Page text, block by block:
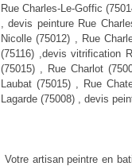
Rue Charles-Le-Goffic
, devis peinture Rue
Nicolle (75012) , Rue
(75116) ,devis vitrification
(75015) , Rue Charlot
Laubat (75015) , Rue
Lagarde (75008) , devis
Votre artisan peintre en